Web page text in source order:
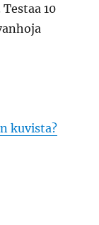
10
kuvista?